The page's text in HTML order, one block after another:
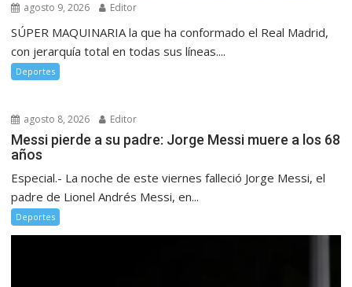
agosto 9, 2026 Editor
SÚPER MAQUINARIA la que ha conformado el Real Madrid,
con jerarquía total en todas sus líneas....
Deportes
agosto 8, 2026 Editor
Messi pierde a su padre: Jorge Messi muere a los 68
años
Especial.- La noche de este viernes falleció Jorge Messi, el
padre de Lionel Andrés Messi, en...
Deportes